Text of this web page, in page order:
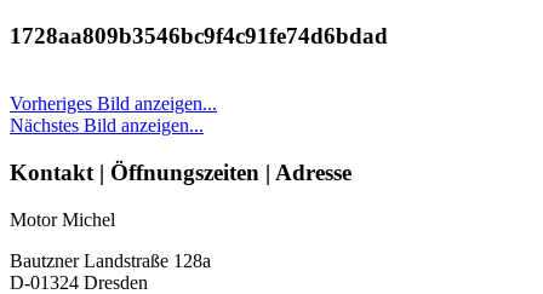
1728aa809b3546bc9f4c91fe74d6bdad
Vorheriges Bild anzeigen...
Nächstes Bild anzeigen...
Seitenleiste
Kontakt | Öffnungszeiten | Adresse
Motor Michel
Bautzner Landstraße 128a
D-01324 Dresden